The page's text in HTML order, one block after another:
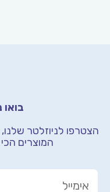
הצטרפו לניוזלטר
המוצרים